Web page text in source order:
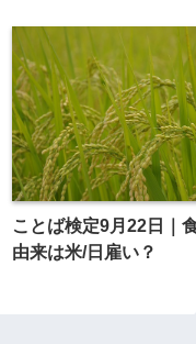
ことば検定9月22日｜
由来は米/日雇い？